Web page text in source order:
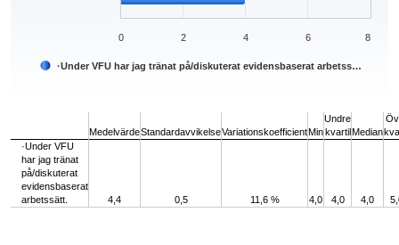
·Under VFU har jag tränat på/diskuterat evidensbaserat arbetss…
0 2 4 6 8
MedelvärdeStandardavvikelseVariationskoefficientMin
Undre
kvartilMedian
·Under VFU
har jag tränat
på/diskuterat
evidensbaserat
arbetssätt.
4,4 0,5 11,6 % 4,0 4,0 4,0